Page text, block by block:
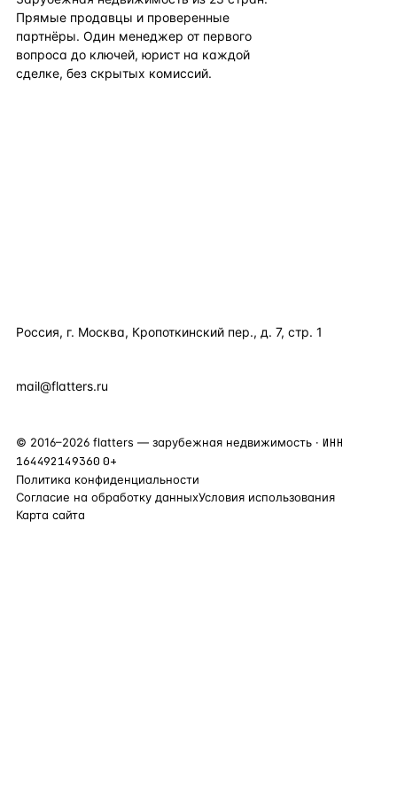
Прямые продавцы и проверенные
партнёры. Один менеджер от первого
вопроса до ключей, юрист на каждой
сделке, без скрытых комиссий.
Россия, г. Москва, Кропоткинский пер., д. 7, стр. 1
mail@flatters.ru
© 2016–2026 flatters — зарубежная недвижимость · ИНН
164492149360 0+
Политика конфиденциальности
Согласие на обработку данныхУсловия использования
Карта сайта